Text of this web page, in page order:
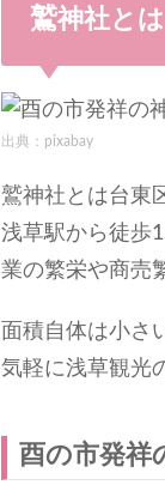
鷲神社と
出典：pixabay
鷲神社とは台東
浅草駅から徒歩
業の繁栄や商売
面積自体は小さ
気軽に浅草観光
酉の市発祥